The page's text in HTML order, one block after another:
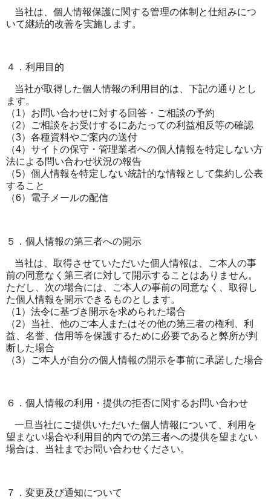
当社は、個人情報保護に関する管理の体制と仕組みにつ
いて継続的改善を実施します。
４．利用目的
当社が取得した個人情報の利用目的は、下記の通りとし
ます。
（1）お問い合わせに対する回答・ご相談の予約
（2）ご相談をお受けするにあたっての利益相反等の確認
（3）各種資料やご案内の送付
（4）サイトの保守・管理業者への個人情報を特定しない方
法による問い合わせ状況の報告
（5）個人情報を特定しない統計的な情報として集約し公表
すること
（6）電子メールの配信
５．個人情報の第三者への開示
当社は、取得させていただいた個人情報は、ご本人の事
前の同意なく第三者に対して開示することはありません。
ただし、次の場合には、ご本人の事前の同意なく、取得し
た個人情報を開示できるものとします。
（1）法令に基づき開示を求められた場合
（2）当社、他のご本人またはその他の第三者の権利、利
益、名誉、信用等を保護するために必要であると弊所が判
断した場合
（3）ご本人が自分の個人情報の開示を事前に承諾した場合
６．個人情報の利用・提供の拒否に関するお問い合わせ
一旦当社にご提供いただいた個人情報について、利用を
望まない場合や利用目的内での第三者への提供を望まない
場合は、当社までお問い合わせください。
７．変更及び通知について